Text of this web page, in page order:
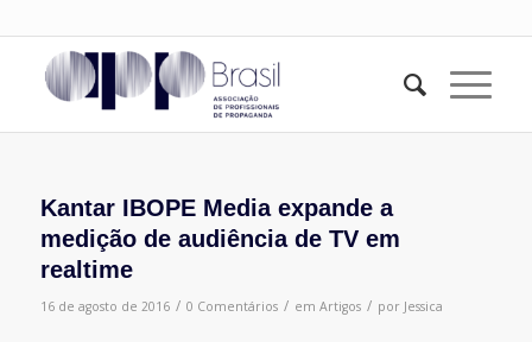
Kantar IBOPE Media expande a
medição de audiência de TV em
realtime
16 de agosto de 2016 / 0 Comentários / em Artigos / por Jessica